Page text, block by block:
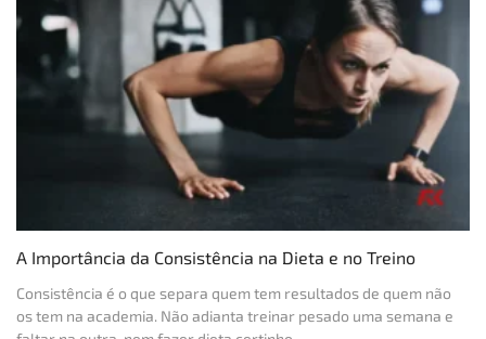
A Importância da Consistência na Dieta e no Treino
Consistência é o que separa quem tem resultados de quem não
os tem na academia. Não adianta treinar pesado uma semana e